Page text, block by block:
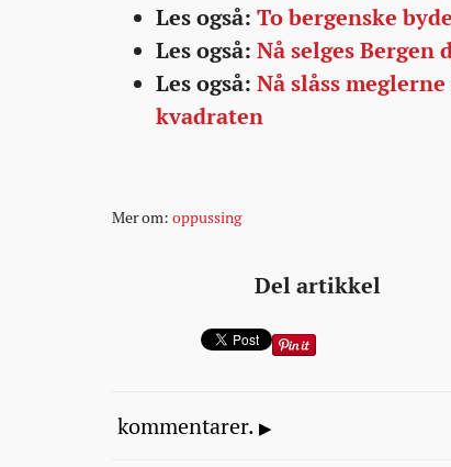
Les også: To bergenske
Les også: Nå selges
Les også: Nå slåss
kvadraten
Mer om: oppussing
Del artikkel
kommentarer.